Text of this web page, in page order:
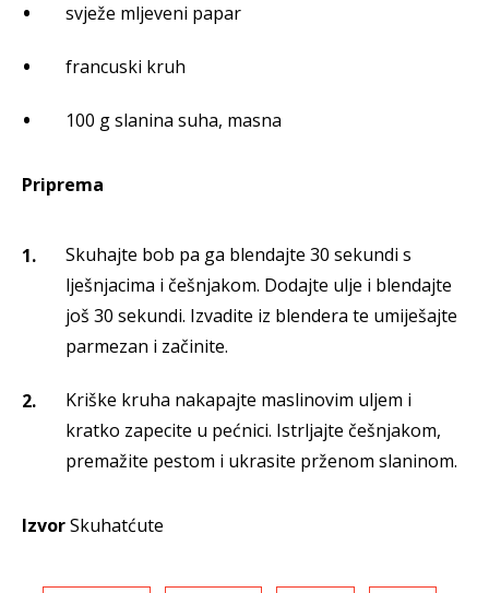
svježe mljeveni papar
francuski kruh
100 g slanina suha, masna
Priprema
Skuhajte bob pa ga blendajte 30 sekundi s
lješnjacima i češnjakom. Dodajte ulje i blendajte
još 30 sekundi. Izvadite iz blendera te umiješajte
parmezan i začinite.
Kriške kruha nakapajte maslinovim uljem i
kratko zapecite u pećnici. Istrljajte češnjakom,
premažite pestom i ukrasite prženom slaninom.
IzvorSkuhatćute